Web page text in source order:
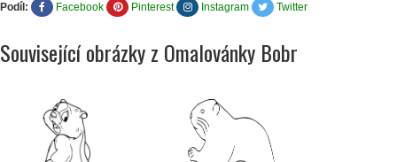
Podíl: Facebook Pinterest Instagram Twitter
Související obrázky z Omalovánky Bobr